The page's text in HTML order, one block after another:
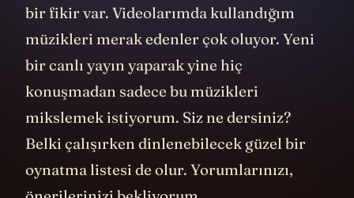
bir fikir var. Videolarımda kullandığım
müzikleri merak edenler çok oluyor. Yeni
bir canlı yayın yaparak yine hiç
konuşmadan sadece bu müzikleri
mikslemek istiyorum. Siz ne dersiniz?
Belki çalışırken dinlenebilecek güzel bir
oynatma listesi de olur. Yorumlarınızı,